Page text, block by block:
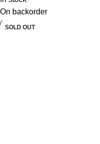
On backorder
SOLD OUT
SOLD OUT
SOLD OUT
SOLD OUT